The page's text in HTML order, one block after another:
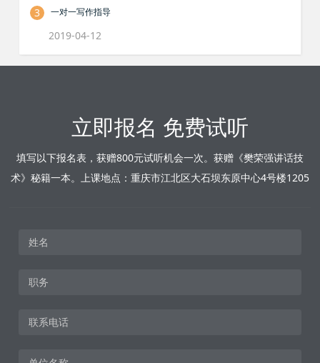
3
一对一写作指导
2019-04-12
立即报名 免费试听
填写以下报名表，获赠800元试听机会一次。获赠《樊荣强讲话技
术》秘籍一本。上课地点：重庆市江北区大石坝东原中心4号楼1205